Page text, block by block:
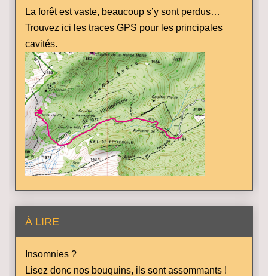
La forêt est vaste, beaucoup s’y sont perdus…
Trouvez ici les traces GPS pour les principales
cavités.
À LIRE
Insomnies ?
Lisez donc nos bouquins, ils sont assommants !